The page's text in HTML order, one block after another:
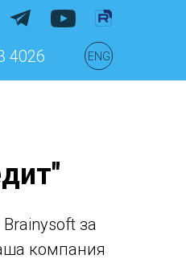
4026 ENG
за
компания